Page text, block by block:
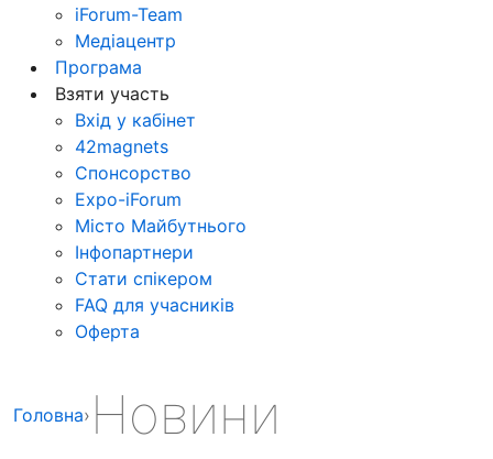
iForum-Team
Медіацентр
Програма
Взяти участь
Вхід у кабінет
42magnets
Спонсорство
Expo-iForum
Місто Майбутнього
Інфопартнери
Стати спікером
FAQ для учасників
Оферта
Головна› Новини